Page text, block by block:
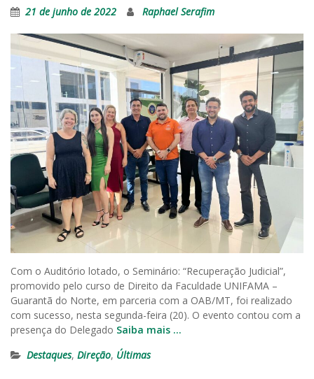
21 de junho de 2022 Raphael Serafim
Com o Auditório lotado, o Seminário: “Recuperação Judicial”,
promovido pelo curso de Direito da Faculdade UNIFAMA –
Guarantã do Norte, em parceria com a OAB/MT, foi realizado
com sucesso, nesta segunda-feira (20). O evento contou com a
presença do Delegado Saiba mais …
Destaques, Direção, Últimas